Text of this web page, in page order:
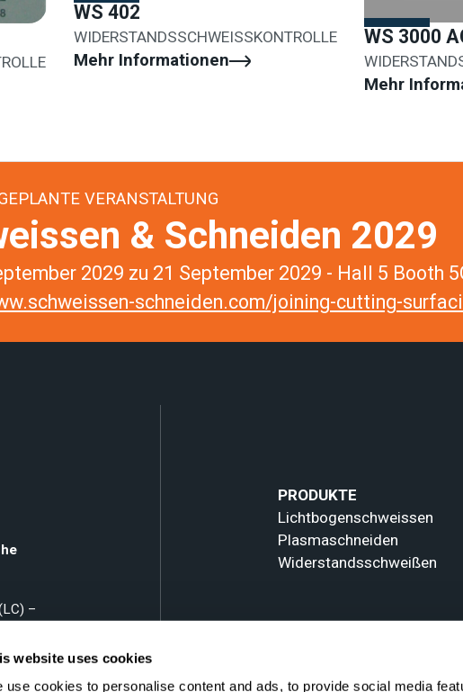
website uses cookies
use cookies to personalise content and ads, to provide social media
WS 402
WIDERSTANDSSCHWEISSKONTROLLE
Mehr Informationen
WS 3000
Mehr
VERANSTALTUNG
& Schneiden 2029
2029 zu 21 September 2029 - Hall 5 Booth
schneiden.com/joining-cutting-
–
PRODUKTE
Lichtbogenschweissen
Plasmaschneiden
Widerstandsschweißen